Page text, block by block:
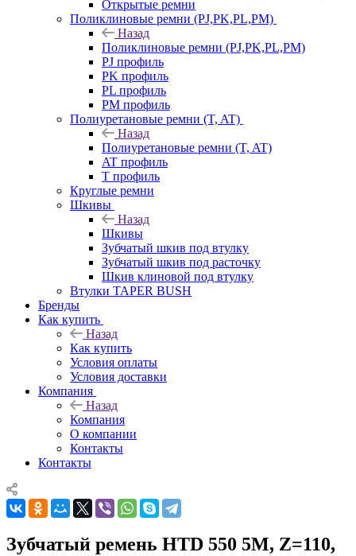
Открытые ремни
Поликлиновые ремни (PJ,PK,PL,PM)
Назад
Поликлиновые ремни (PJ,PK,PL,PM)
PJ профиль
PK профиль
PL профиль
PM профиль
Полиуретановые ремни (T, AT)
Назад
Полиуретановые ремни (T, AT)
AT профиль
T профиль
Круглые ремни
Шкивы
Назад
Шкивы
Зубчатый шкив под втулку
Зубчатый шкив под расточку
Шкив клиновой под втулку
Втулки TAPER BUSH
Бренды
Как купить
Назад
Как купить
Условия оплаты
Условия доставки
Компания
Назад
Компания
О компании
Контакты
Контакты
Зубчатый ремень HTD 550 5M, Z=110,